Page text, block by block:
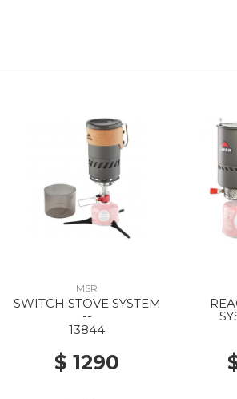
MSR
SWITCH STOVE SYSTEM
--
13844
$ 1290